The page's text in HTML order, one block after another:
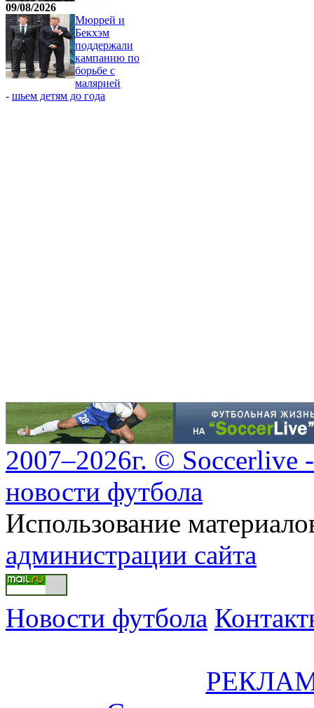
09/08/2026
Мюррей и
Бекхэм
поддержали
кампанию по
борьбе с
малярией
- шьем детям до года
2007–2026г. ©
новости футбола
Использование
администрации сайта
Новости футбола